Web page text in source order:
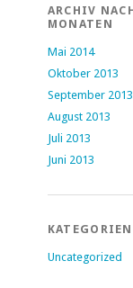
ARCHIV
MONATEN
Mai 2014
Oktober 2013
September 2013
August 2013
Juli 2013
Juni 2013
KATEGORIEN
Uncategorized